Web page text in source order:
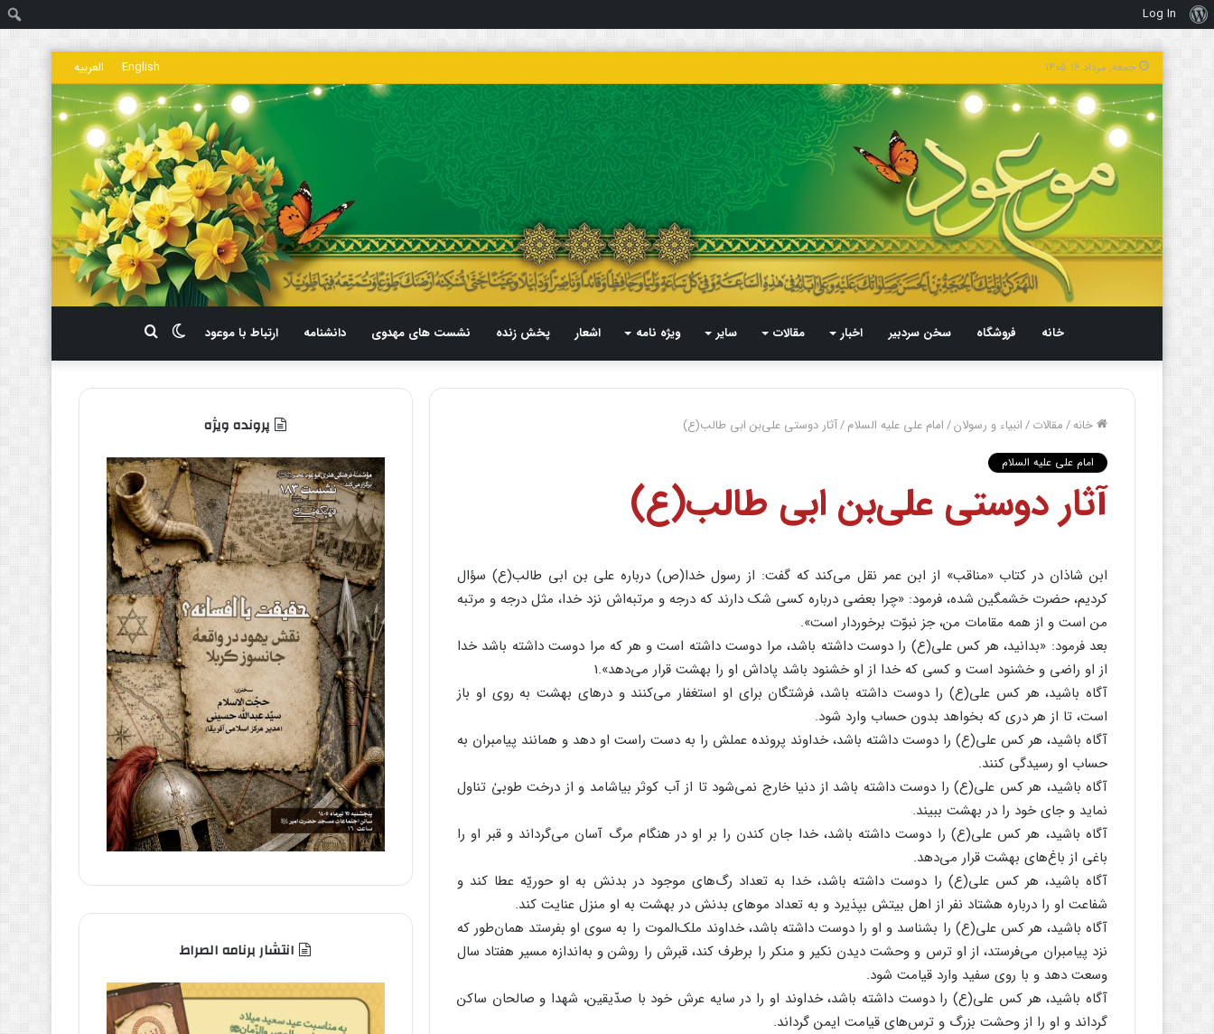
درباره
وردپرس
Log In
جمعه, مرداد ۱۶ ۱۴۰۵ English العربیه
خانه فروشگاه سخن سردبیر اخبار مقالات سایر ویژه نامه اشعار پخش زنده نشست های مهدوی دانشنامه ارتباط با موعود
برای
تغییر
پوسته
خانه/مقالات/انبیاء و رسولان/امام علی علیه السلام/آثار دوستی علی‌بن ابی طالب(ع)
امام علی علیه السلام
آثار دوستی علی‌بن ابی طالب(ع)
ابن شاذان در کتاب «مناقب» از ابن عمر نقل می‌کند که گفت: از رسول خدا(ص) درباره علی بن ابی طالب(ع) سؤال
کردیم، حضرت خشمگین شده، فرمود: «چرا بعضی درباره کسی شک دارند که درجه و مرتبه‌اش نزد خدا، مثل درجه و مرتبه
من است و از همه مقامات من، جز نبوّت برخوردار است».
بعد فرمود: «بدانید، هر کس علی(ع) را دوست داشته باشد، مرا دوست داشته است و هر که مرا دوست داشته باشد خدا
از او راضی و خشنود است و کسی که خدا از او خشنود باشد پاداش او را بهشت قرار می‌دهد».1
آگاه باشید، هر کس علی(ع) را دوست داشته باشد، فرشتگان برای او استغفار می‌کنند و درهای بهشت به روی او باز
است، تا از هر دری که بخواهد بدون حساب وارد شود.
آگاه باشید، هر کس علی(ع) را دوست داشته باشد، خداوند پرونده عملش را به دست راست او دهد و همانند پیامبران به
حساب او رسیدگی کنند.
آگاه باشید، هر کس علی(ع) را دوست داشته باشد از دنیا خارج نمی‌شود تا از آب کوثر بیاشامد و از درخت طوبیٰ تناول
نماید و جای خود را در بهشت ببیند.
آگاه باشید، هر کس علی(ع) را دوست داشته باشد، خدا جان کندن را بر او در هنگام مرگ آسان می‌گرداند و قبر او را
باغی از باغ‌های بهشت قرار می‌دهد.
آگاه باشید، هر کس علی(ع) را دوست داشته باشد، خدا به تعداد رگ‌های موجود در بدنش به او حوریّه عطا کند و
شفاعت او را درباره هشتاد نفر از اهل بیتش بپذیرد و به تعداد موهای بدنش در بهشت به او منزل عنایت کند.
آگاه باشید، هر کس علی(ع) را بشناسد و او را دوست داشته باشد، خداوند ملک‌الموت را به سوی او بفرستد همان‌طور که
نزد پیامبران می‌فرستد، از او ترس و وحشت دیدن نکیر و منکر را برطرف کند، قبرش را روشن و به‌اندازه مسیر هفتاد سال
وسعت دهد و با روی سفید وارد قیامت شود.
آگاه باشید، هر کس علی(ع) را دوست داشته باشد، خداوند او را در سایه عرش خود با صدّیقین، شهدا و صالحان ساکن
گرداند و او را از وحشت بزرگ و ترس‌های قیامت ایمن گرداند.
پرونده ویژه
انتشار برنامه الصراط